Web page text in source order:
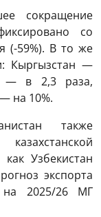
сокращение
со
(-59%). В то же
Кыргызстан —
— в 2,3 раза,
на 10%.
также
Узбекистан
экспорта
на 2025/26 МГ